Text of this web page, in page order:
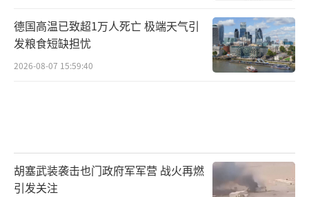
德国高温已致超1万人死亡 极端天气引
发粮食短缺担忧
2026-08-07 15:59:40
胡塞武装袭击也门政府军军营 战火再燃
引发关注